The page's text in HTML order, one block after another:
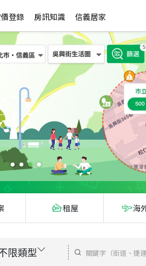
登錄 房訊知識 信義居家
租屋 海
限類型